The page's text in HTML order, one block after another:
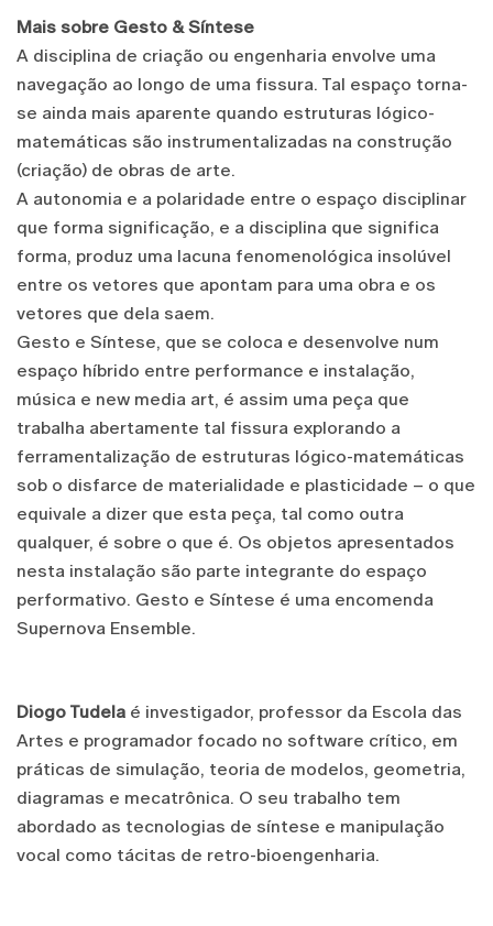
Mais sobre Gesto & Síntese
A disciplina de criação ou engenharia envolve uma
navegação ao longo de uma fissura. Tal espaço torna-
se ainda mais aparente quando estruturas lógico-
matemáticas são instrumentalizadas na construção
(criação) de obras de arte.
A autonomia e a polaridade entre o espaço disciplinar
que forma significação, e a disciplina que significa
forma, produz uma lacuna fenomenológica insolúvel
entre os vetores que apontam para uma obra e os
vetores que dela saem.
Gesto e Síntese, que se coloca e desenvolve num
espaço híbrido entre performance e instalação,
música e new media art, é assim uma peça que
trabalha abertamente tal fissura explorando a
ferramentalização de estruturas lógico-matemáticas
sob o disfarce de materialidade e plasticidade – o que
equivale a dizer que esta peça, tal como outra
qualquer, é sobre o que é. Os objetos apresentados
nesta instalação são parte integrante do espaço
performativo. Gesto e Síntese é uma encomenda
Supernova Ensemble.
Diogo Tudela é investigador, professor da Escola das
Artes e programador focado no software crítico, em
práticas de simulação, teoria de modelos, geometria,
diagramas e mecatrônica. O seu trabalho tem
abordado as tecnologias de síntese e manipulação
vocal como tácitas de retro-bioengenharia.